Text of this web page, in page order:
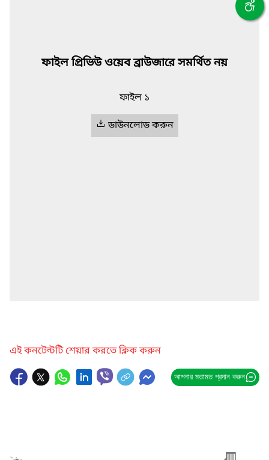
ফাইল প্রিভিউ ওয়েব ব্রাউজারে সমর্থিত নয়
ফাইল ১
ডাউনলোড করুন
এই কনটেন্টটি শেয়ার করতে ক্লিক করুন
আপনার মতামত প্রদান করুন